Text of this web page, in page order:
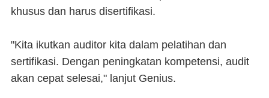
khusus dan harus disertifikasi.
"Kita ikutkan auditor kita dalam pelatihan dan
sertifikasi. Dengan peningkatan kompetensi, audit
akan cepat selesai," lanjut Genius.